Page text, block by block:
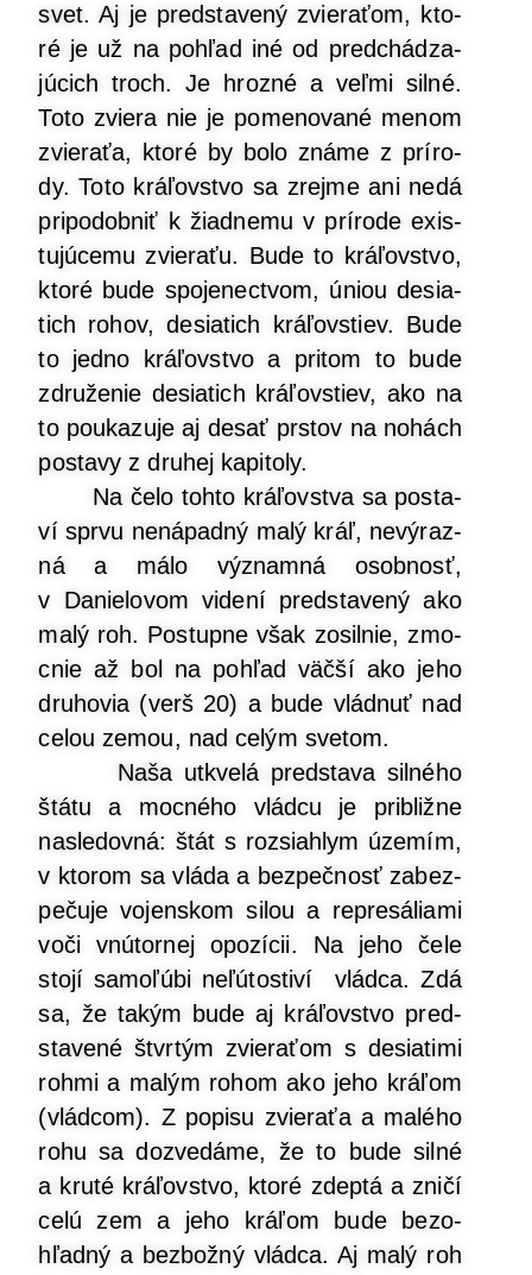
svet. Aj je pred­sta­ve­ný zvie­ra­ťom, kto­
ré je už na pohľad iné od pred­chá­dza­
jú­cich troch. Je hroz­né a veľ­mi sil­né.
Toto zvie­ra nie je pome­no­va­né menom
zvie­ra­ťa, kto­ré by bolo zná­me z prí­ro­
dy. Toto krá­ľov­stvo sa zrej­me ani nedá
pri­po­dob­niť k žiad­ne­mu v prí­ro­de exis­
tu­jú­ce­mu zvie­ra­ťu. Bude to krá­ľov­stvo,
kto­ré bude spo­je­nec­tvom, úni­ou desia­
tich rohov, desia­tich krá­ľovs­tiev. Bude
to jed­no krá­ľov­stvo a pri­tom to bude
zdru­že­nie desia­tich krá­ľovs­tiev, ako na
to pou­ka­zu­je aj desať prs­tov na nohách
posta­vy z dru­hej kapitoly.
Na čelo toh­to krá­ľov­stva sa posta­
ví spr­vu nená­pad­ný malý kráľ, nevý­raz­
ná a málo význam­ná osob­nosť,
v Danie­lo­vom vide­ní pred­sta­ve­ný ako
malý roh. Postup­ne však zosil­nie, zmo­
cnie až bol na pohľad väč­ší ako jeho
dru­ho­via (verš 20) a bude vlád­nuť nad
celou zemou, nad celým svetom.
Naša utk­ve­lá pred­sta­va sil­né­ho
štá­tu a moc­né­ho vlád­cu je pri­bliž­ne
nasle­dov­ná: štát s roz­siah­lym úze­mím,
v kto­rom sa vlá­da a bez­peč­nosť zabez­
pe­ču­je vojen­skom silou a repre­sá­lia­mi
voči vnú­tor­nej opo­zí­cii. Na jeho čele
sto­jí samo­ľú­bi neľú­tos­ti­ví vlád­ca. Zdá
sa, že takým bude aj krá­ľov­stvo pred­
sta­ve­né štvr­tým zvie­ra­ťom s desia­ti­mi
roh­mi a malým rohom ako jeho krá­ľom
(vlád­com). Z popi­su zvie­ra­ťa a malé­ho
rohu sa dozve­dá­me, že to bude sil­né
a kru­té krá­ľov­stvo, kto­ré zdep­tá a zni­čí
celú zem a jeho krá­ľom bude bez­o­
hľad­ný a bez­bož­ný vlád­ca. Aj malý roh